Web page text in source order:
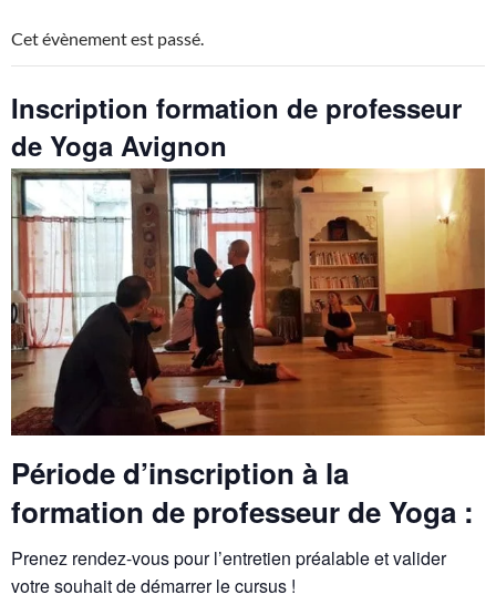
Cet évènement est passé.
Inscription formation de professeur
de Yoga Avignon
15 janvier 2025 à 8 h 00 min-20 mars 2026 à 17 h 00 min
Période d’inscription à la
formation de professeur de Yoga :
Prenez rendez-vous pour l’entretien préalable et valider
votre souhait de démarrer le cursus !